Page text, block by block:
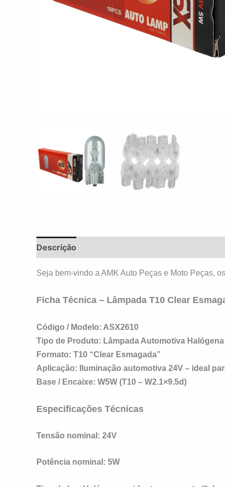
Descrição
Seja bem-vindo a AMK Auto Peças e Moto Peças,
Ficha Técnica – Lâmpada T10 Clear
Código / Modelo: ASX2610
Tipo de Produto: Lâmpada Automotiva Halógena
Formato: T10 “Clear Esmagada”
Aplicação: Iluminação automotiva 24V – ideal
Base / Encaixe: W5W (T10 – W2.1×9.5d)
Especificações Técnicas
Tensão nominal: 24V
Potência nominal: 5W